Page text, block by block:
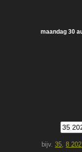
maandag 30
bijv. 35, 8